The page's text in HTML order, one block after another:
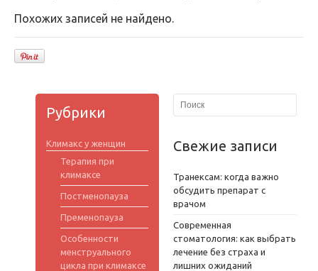
Похожих записей не найдено.
Рубрики
Климакс у женщин
Терапия при
климаксе
Постменопауза
Пременопауза
Особенности
менструального
цикла при климаксе
Свежие записи
Транексам: когда важно
обсудить препарат с
врачом
Современная
стоматология: как выбрать
лечение без страха и
лишних ожиданий